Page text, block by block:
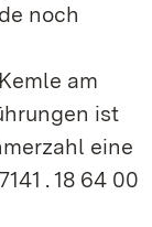
noch
am
ist
eine
. 18 64 00